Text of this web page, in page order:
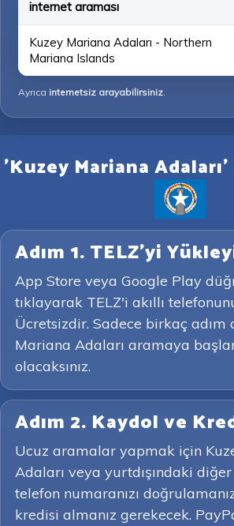
internet araması
Kuzey Mariana Adaları - Northern
Mariana Islands
Ayrıca internetsiz arayabilirsiniz.
'Kuzey Mariana Adaları'
Adım 1. TELZ'yi
App Store veya Google Play
tıklayarak TELZ'i akıllı
Ücretsizdir. Sadece birkaç adım
Mariana Adaları aramaya
olacaksınız.
Adım 2. Kaydol ve
Ucuz aramalar yapmak için
Adaları veya yurtdışındaki
telefon numaranızı
kredisi almanız gerekecek.